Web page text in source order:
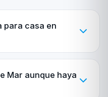
para casa en
Mar aunque haya